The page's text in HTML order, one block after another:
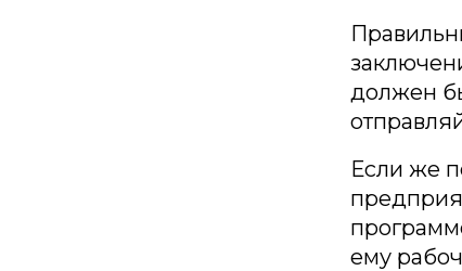
должен
Если же
ему